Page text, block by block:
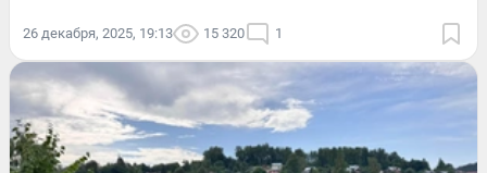
26 декабря, 2025, 19:13 15 320 1